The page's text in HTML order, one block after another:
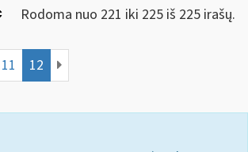
Rodoma nuo 221 iki 225 iš 225 irašų.
11 12